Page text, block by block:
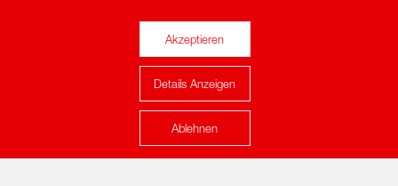
Karte anzeigen
Akzeptieren
Details Anzeigen
Ablehnen